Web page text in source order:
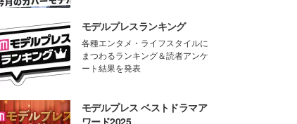
モデルプレスランキング
各種エンタメ・ライフスタイルに
まつわるランキング＆読者アンケ
ート結果を発表
モデルプレス ベストドラマア
ワード2025